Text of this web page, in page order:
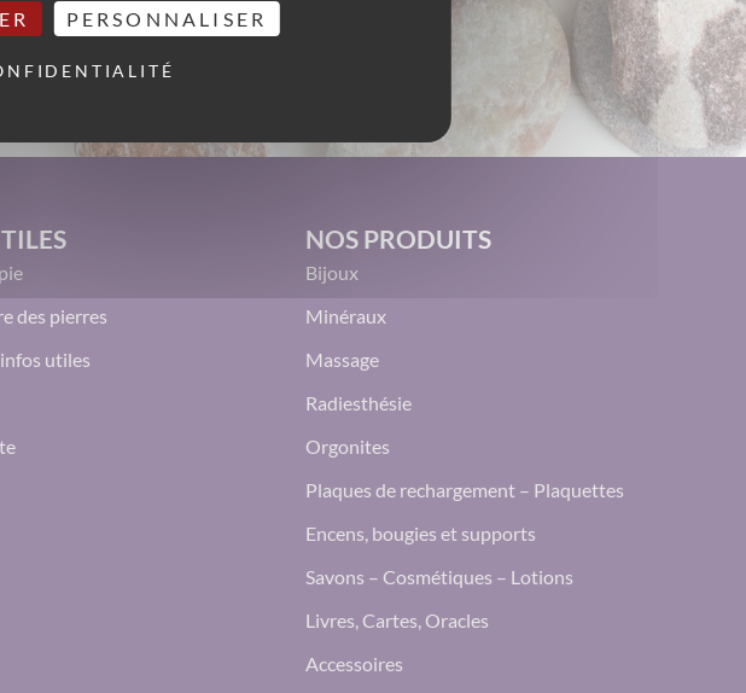
des pierres
utiles
NOS PRODUITS
Bijoux
Minéraux
Massage
Radiesthésie
Orgonites
Plaques de rechargement – Plaquettes
Encens, bougies et supports
Savons – Cosmétiques – Lotions
Livres, Cartes, Oracles
Accessoires
PERSONNALISER